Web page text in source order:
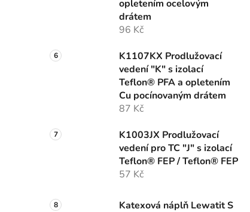
opletením ocelovým
drátem
96 Kč
K1107KX Prodlužovací
vedení "K" s izolací
Teflon® PFA a opletením
Cu pocínovaným drátem
87 Kč
K1003JX Prodlužovací
vedení pro TC "J" s izolací
Teflon® FEP / Teflon® FEP
57 Kč
Katexová náplň Lewatit S